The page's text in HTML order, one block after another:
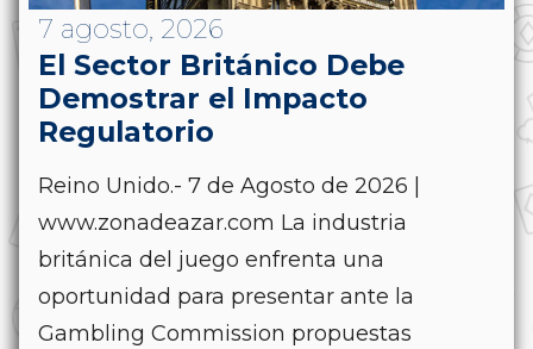
7 agosto, 2026
El Sector Británico Debe
Demostrar el Impacto
Regulatorio
Reino Unido.- 7 de Agosto de 2026 |
www.zonadeazar.com La industria
británica del juego enfrenta una
oportunidad para presentar ante la
Gambling Commission propuestas